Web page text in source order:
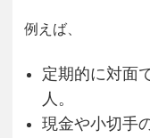
例えば、
定期的に対面
人。
現金や小切手